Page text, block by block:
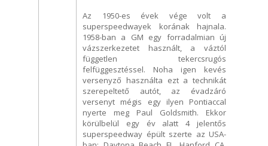
Az 1950-es évek vége volt a
superspeedwayek korának hajnala.
1958-ban a GM egy forradalmian új
vázszerkezetet használt, a váztól
független tekercsrugós
felfüggesztéssel. Noha igen kevés
versenyző használta ezt a technikát
szerepeltető autót, az évadzáró
versenyt mégis egy ilyen Pontiaccal
nyerte meg Paul Goldsmith. Ekkor
körülbelül egy év alatt 4 jelentős
superspeedway épült szerte az USA-